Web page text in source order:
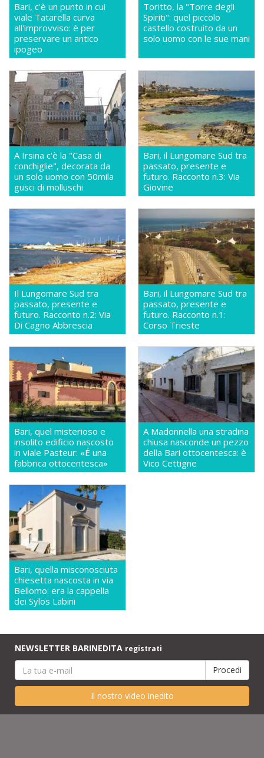
Bari, c'è un punto in cui
viale Tatarella curva
all'improvviso: è per
preservare un antico
ipogeo
Toritto, la "Torre degli
Spiriti": quel piccolo
castello costruito da un
solo uomo con le sue mani
A Irsina c'è la "Casa di
conchiglie", decorata da
un solo uomo con 50mila
gusci di molluschi
Bari, il Lungomare Sud tra
passato, presente e
futuro. Racconto n.3: Via
Giovine
Il Lungomare Sud tra
passato, presente e
futuro. Racconto n.2: Via
Di Cagno Abbrescia
Bari, il Lungomare Sud tra
passato, presente e
futuro. Racconto n.1:
Corso Trieste
Bari, quel misterioso e
insolito edificio nascosto
in viale Pasteur: «É una
fabbrica ottocentesca»
A Madonnella una stradina
chiusa nasconde un pezzo
della Bari ottocentesca: è
Vico Cettigne
Bari, quella misconosciuta
chiesetta nascosta in via
Bellomo: era la cappella
dei Sylos Labini
NEWSLETTER BARINEDITA registrati
Il nostro video inedito